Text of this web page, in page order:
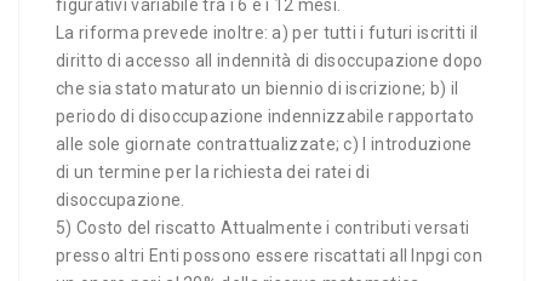
figurativi variabile tra i 6 e i 12 mesi.
La riforma prevede inoltre: a) per tutti i futuri iscritti il
diritto di accesso all indennità di disoccupazione dopo
che sia stato maturato un biennio di iscrizione; b) il
periodo di disoccupazione indennizzabile rapportato
alle sole giornate contrattualizzate; c) l introduzione
di un termine per la richiesta dei ratei di
disoccupazione.
5) Costo del riscatto Attualmente i contributi versati
presso altri Enti possono essere riscattati all Inpgi con